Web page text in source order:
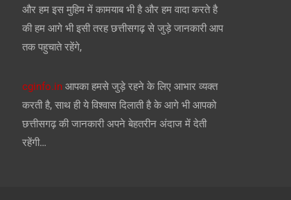
और हम इस मुहिम में कामयाब भी है और हम वादा करते है
की हम आगे भी इसी तरह छत्तीसगढ़ से जुड़े जानकारी आप
तक पहुचाते रहेंगे,
cginfo.in आपका हमसे जुड़े रहने के लिए आभार व्यक्त
करती है, साथ ही ये विश्वास दिलाती है के आगे भी आपको
छत्तीसगढ़ की जानकारी अपने बेहतरीन अंदाज में देती
रहेंगी…